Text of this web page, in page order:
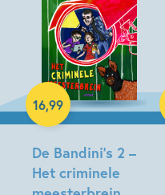
De Bandini’s 2 –
Het criminele
16,99
Hardcover